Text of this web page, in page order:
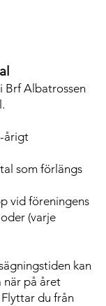
i Brf Albatrossen
årigt
som förlängs
vid föreningens
(varje
kan
när på året
du från